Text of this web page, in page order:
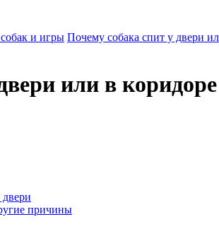
и игры Почему собака спит у двери
или в коридоре
причины